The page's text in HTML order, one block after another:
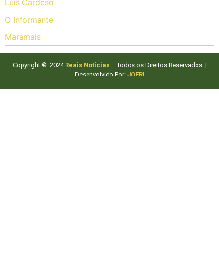
Luis Cardoso
O Informante
Maramais
Copyright © 2024 Reais Notícias– Todos os Direitos Reservados. |
Desenvolvido Por: JOERI